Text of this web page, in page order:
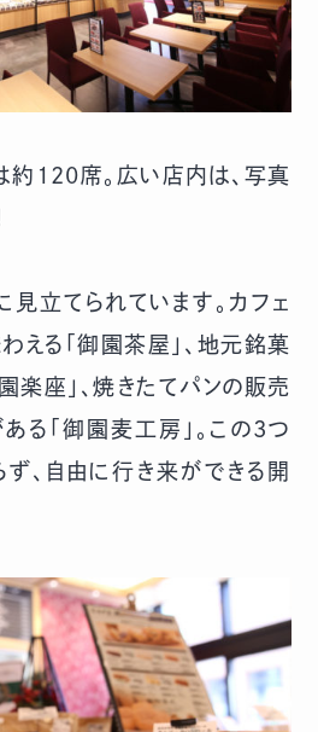
約120席。広い店内は、写真
見立てられています。カフェ
える「御園茶屋」、地元銘菓
楽座」、焼きたてパンの販売
る「御園麦工房」。この3つ
、自由に行き来ができる開